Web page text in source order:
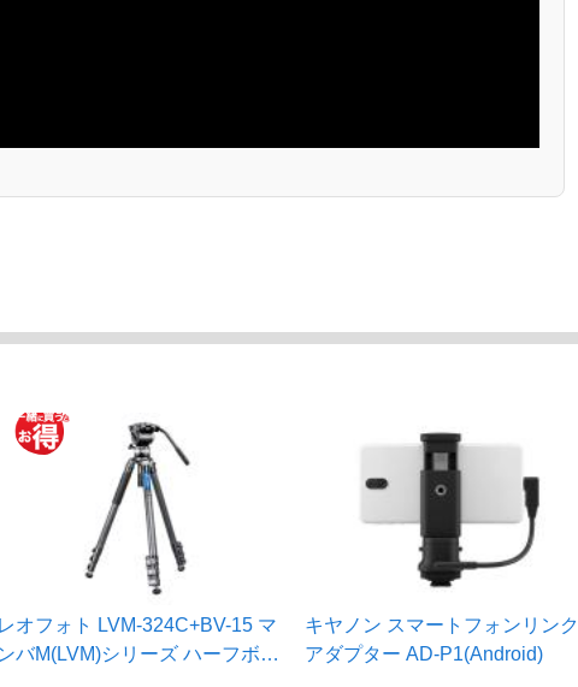
レオフォト LVM-324C+BV-15 マ
ンバM(LVM)シリーズ ハーフボー
キヤノン スマートフォンリンク
アダプター AD-P1(Android)